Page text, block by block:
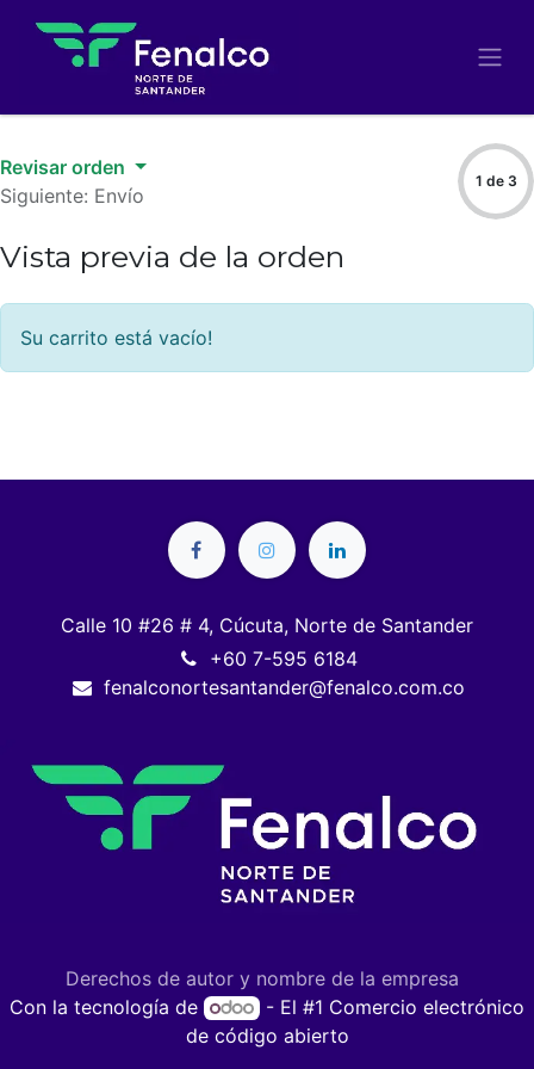
Revisar orden
Siguiente: Envío
1 de 3
Vista previa de la orden
Su carrito está vacío!
Calle 10 #26 # 4, Cúcuta, Norte de Santander
+60 7-595 6184
fenalconortesantander@fenalco.com.co
Derechos de autor y nombre de la empresa
Con la tecnología de
- El #1 Comercio electrónico
de código abierto